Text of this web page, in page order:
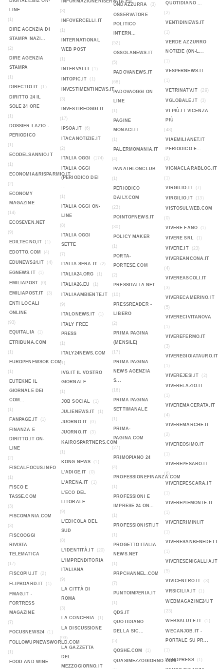
LINE
(1)
DIRE AGENZIA DI
STAMPA NAZI...
(2)
DIRE AGENZIA
STAMPA
(1)
DIRECTIO.IT
(1)
DIRITTO 24 IL
SOLE 24 ORE
(1)
DOSSIER LAZIO -
PERIODICO
(1)
ECODELSANNIO.IT
(1)
ECONOMIA&RISPARMIO.IT
(2)
ECONOMY
MAGAZINE
(14)
ECOSEVEN.NET
(9)
EDILTECNO,IT
(1)
EDOTTO.COM (4)
EDUNEWS24.IT (4)
EGNEWS.IT (1)
EMILIAPOST (0)
EMILIAPOST.IT (3)
ENTI LOCALI
ONLINE
(93)
EQUITALIA
(1)
ETRIBUNA.COM
(1)
EUROPENEWSOK.COM
(1)
EUTEKNE IL
GIORNALE DEI
COM...
(1)
FANPAGE.IT
(1)
FINANZA E
DIRITTO.IT ON-
LINE
(2)
FISCALFOCUS.INFO
(1)
FISCO E
TASSE.COM
(3)
FISCOMANIA.COM
(3)
FISCOOGGI
RIVISTA
TELEMATICA
(17)
FISCOPIU.IT
(2)
FLIPBOARD.IT (1)
FMAG.IT -
FORTRESS
MAGAZINE
(7)
FOCUSNEWS24
(1)
FOLLOWUPNEWSWORLD.COM
(1)
FOOD AND WINE
INFORMAZIONERISERVATA.EU
(3)
INFOVERCELLI.IT
(1)
INTERNATIONAL
WEB POST
(1)
INTERVALLI
(1)
INTOPIC.IT (1)
INVESTIMENTINEWS.IT
(3)
INVESTIREOGGI.IT
(17)
IPSOA.IT
(6)
ITACANOTIZIE.IT
(2)
ITALIA OGGI
(174)
ITALIA OGGI
(PERIODICO DEI
...
(1)
ITALIA OGGI ON-
LINE
(8)
ITALIA OGGI
SETTE
(7)
ITALIA SERA.IT
(2)
ITALIA24.ORG (1)
ITALIA26.EU (1)
ITALIAAMBIENTE.IT
(9)
ITALONEWS.IT
(1)
ITALY FREE
PRESS
(1)
ITALY24NEWS.COM
(1)
IVG.IT IL VOSTRO
GIORNALE
(1)
JOB SOCIAL
(1)
JULIENEWS.IT (1)
JUORNO.IT (0)
JUORNO.IT (3)
KAIROSPARTNERS.COM
(1)
KONG NEWS
(1)
L'ADIGE.IT (0)
L'ARENA.IT (1)
L'ECO DEL
LITORALE
(9)
L'EDICOLA DEL
SUD
(8)
L'IDENTITÀ.IT
(20)
L'IMPRENDITORIA
ITALIANA
(9)
LA CITTÀ DI
ROMA
(3)
LA CONCERIA
(1)
LA DISCUSSIONE
(93)
LA GAZZETTA
DEL
MEZZOGIORNO.IT
ONDAZZURRA
(3)
OSSERVATORE
POLITICO
INTERN...
(52)
OSSOLANEWS.IT
(5)
PADOVANEWS.IT
(68)
PADOVAOGGI ON
LINE
(1)
PAGINE
MONACI.IT
(1)
PALERMOMANIA.IT
(4)
PANATHLONCLUB
(1)
PERIODICO
DAILY.COM
(23)
POINTOFNEWS.IT
(30)
POLICY MAKER
(1)
PORTA-
PORTESE.COM
(2)
PRESSITALIA.NET
(10)
PRESSREADER -
LIBERO
(2)
PRIMA PAGINA
(MENSILE)
(17)
PRIMA PAGINA
NEWS AGENZIA
S...
(16)
PRIMA PAGINA
SETTIMANALE
(1)
PRIMA-
PAGINA.COM
(27)
PRIMOPIANO 24
(4)
PROFESSIONEFINANZA.COM
(1)
PROFESSIONI E
IMPRESE 24 ON...
(1)
PROFESSIONISTI.IT
(1)
PROGETTO ITALIA
NEWS.NET
(1)
PRPCHANNEL.COM
(7)
PUNTOIMPERIA.IT
(1)
QDS.IT
QUOTIDIANO
DELLA SIC...
(5)
QOSHE.COM
(1)
QUASIMEZZOGIORNO.COM
QUOTIDIANO ...
(2)
VENTIDINEWS.IT
(1)
VERDE AZZURRO
NOTIZIE (ON-L...
(1)
VESPERNEWS.IT
(1)
VETRINATV.IT
(29)
VGLOBALE.IT (3)
VI PIÙ.IT VICENZA
PIÙ
(48)
VIAEMILIANET.IT
PERIODICO E...
(2)
VIGNACLARABLOG.IT
(1)
VIRGILIO.IT
(7)
VIRGILIO.IT (13)
VISTOSULWEB.COM
(0)
VIVERE FANO
(1)
VIVERE SRL (1)
VIVERE.IT (23)
VIVEREANCONA.IT
(4)
VIVEREASCOLI.IT
(3)
VIVERECAMERINO.IT
(5)
VIVERECIVITANOVA
(1)
VIVEREFERMO.IT
(3)
VIVEREGIOIATAURO.IT
(1)
VIVEREJESI.IT
(2)
VIVERELAZIO.IT
(1)
VIVEREMACERATA.IT
(4)
VIVEREMARCHE.IT
(2)
VIVEREOSIMO.IT
(1)
VIVEREPESARO.IT
(6)
VIVEREPESCARA.IT
(1)
VIVEREPIEMONTE.IT
(1)
VIVERERIMINI.IT
(1)
(1)
VIVERESENIGALLIA.IT
(5)
VIVICENTRO.IT
(3)
VRSICILIA.IT (1)
WEBMAGAZINE24.IT
(23)
WEBSALUTE.IT
(1)
WECANJOB.IT -
PORTALE SU PR...
(1)
WINDPRESS
(1)